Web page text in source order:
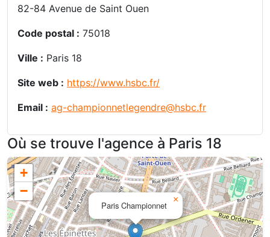
82-84 Avenue de Saint Ouen
Code postal : 75018
Ville : Paris 18
Site web : https://www.hsbc.fr/
Email : ag-championnetlegendre@hsbc.fr
Où se trouve l'agence à Paris 18
Paris Championnet
×
+
−